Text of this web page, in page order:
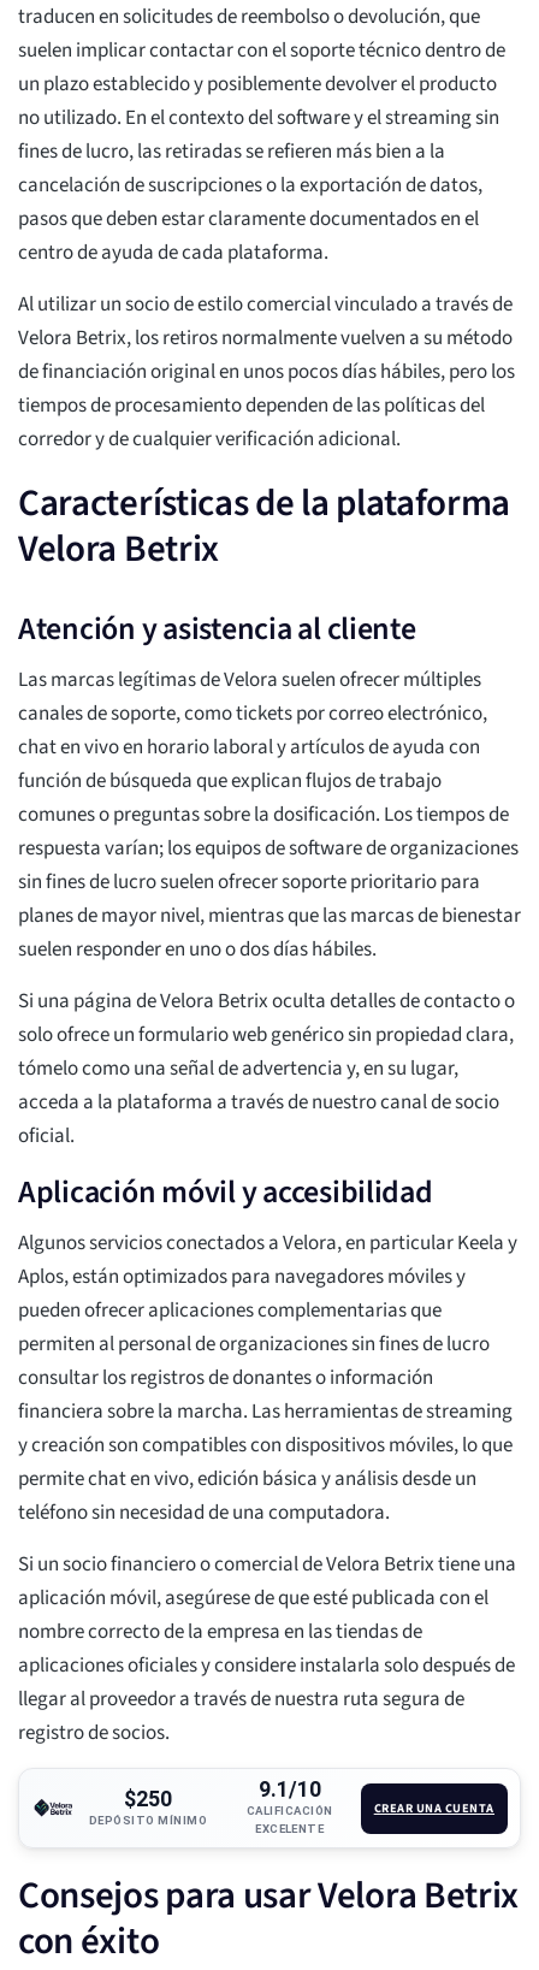
traducen en solicitudes de reembolso o devolución, que
suelen implicar contactar con el soporte técnico dentro de
un plazo establecido y posiblemente devolver el producto
no utilizado. En el contexto del software y el streaming sin
fines de lucro, las retiradas se refieren más bien a la
cancelación de suscripciones o la exportación de datos,
pasos que deben estar claramente documentados en el
centro de ayuda de cada plataforma.
Al utilizar un socio de estilo comercial vinculado a través de
Velora Betrix, los retiros normalmente vuelven a su método
de financiación original en unos pocos días hábiles, pero los
tiempos de procesamiento dependen de las políticas del
corredor y de cualquier verificación adicional.
Características de la plataforma
Velora Betrix
Atención y asistencia al cliente
Las marcas legítimas de Velora suelen ofrecer múltiples
canales de soporte, como tickets por correo electrónico,
chat en vivo en horario laboral y artículos de ayuda con
función de búsqueda que explican flujos de trabajo
comunes o preguntas sobre la dosificación. Los tiempos de
respuesta varían; los equipos de software de organizaciones
sin fines de lucro suelen ofrecer soporte prioritario para
planes de mayor nivel, mientras que las marcas de bienestar
suelen responder en uno o dos días hábiles.
Si una página de Velora Betrix oculta detalles de contacto o
solo ofrece un formulario web genérico sin propiedad clara,
tómelo como una señal de advertencia y, en su lugar,
acceda a la plataforma a través de nuestro canal de socio
oficial.
Aplicación móvil y accesibilidad
Algunos servicios conectados a Velora, en particular Keela y
Aplos, están optimizados para navegadores móviles y
pueden ofrecer aplicaciones complementarias que
permiten al personal de organizaciones sin fines de lucro
consultar los registros de donantes o información
financiera sobre la marcha. Las herramientas de streaming
y creación son compatibles con dispositivos móviles, lo que
permite chat en vivo, edición básica y análisis desde un
teléfono sin necesidad de una computadora.
Si un socio financiero o comercial de Velora Betrix tiene una
aplicación móvil, asegúrese de que esté publicada con el
nombre correcto de la empresa en las tiendas de
aplicaciones oficiales y considere instalarla solo después de
llegar al proveedor a través de nuestra ruta segura de
registro de socios.
$250
DEPÓSITO MÍNIMO
9.1/10
CALIFICACIÓN
EXCELENTE
CREAR UNA CUENTA
Consejos para usar Velora Betrix
con éxito